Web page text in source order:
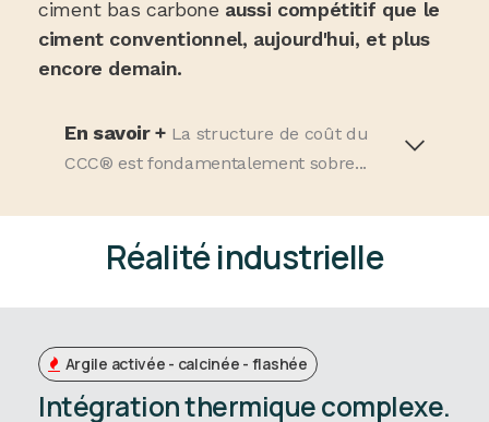
ciment bas carbone aussi compétitif que le
ciment conventionnel, aujourd'hui, et plus
encore demain.
En savoir + La structure de coût du
CCC® est fondamentalement sobre...
Réalité industrielle
Argile activée - calcinée - flashée
Intégration thermique complexe.